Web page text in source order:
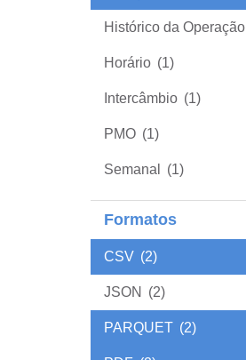
Histórico da Operação
Horário (1)
Intercâmbio (1)
PMO (1)
Semanal (1)
Formatos
CSV (2)
JSON (2)
PARQUET (2)